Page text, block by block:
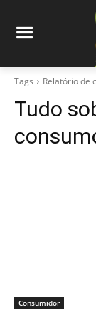
Tags Relatório de
Tudo
Consumidor